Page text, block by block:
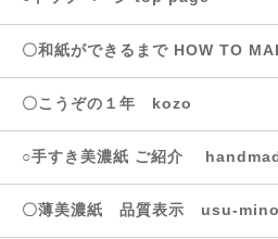
〇和紙ができるまで HOW TO
〇こうぞの１年 kozo
○手すき美濃紙 ご紹介
〇薄美濃紙 品質表示 usu-